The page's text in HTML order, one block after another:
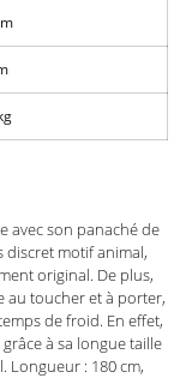
avec son panaché de
discret motif animal,
original. De plus,
au toucher et à porter,
de froid. En effet,
à sa longue taille
: 180 cm,